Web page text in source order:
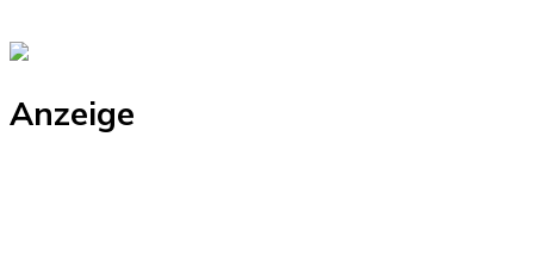
Anzeige